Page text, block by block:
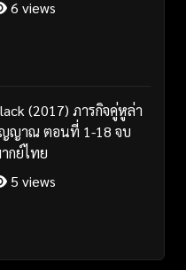
6 views
(2017) ภารกิจคู่หูล่า
ญาณ ตอนที่ 1-18 จบ
กย์ไทย
5 views